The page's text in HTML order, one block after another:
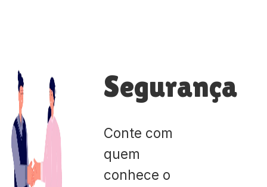
Segurança
Conte com
quem
conhece o